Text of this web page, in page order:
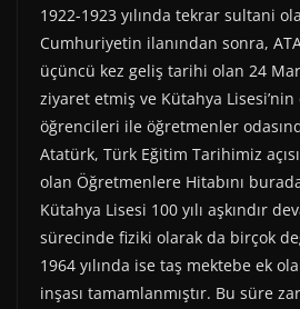
1922-1923 yılında tekrar sultani
Cumhuriyetin ilanından sonra,
üçüncü kez geliş tarihi olan 24
ziyaret etmiş ve Kütahya
öğrencileri ile öğretmenler
Atatürk, Türk Eğitim Tarihimiz
olan Öğretmenlere Hitabını
Kütahya Lisesi 100 yılı aşkındır
sürecinde fiziki olarak da birçok
1964 yılında ise taş mektebe ek
inşası tamamlanmıştır. Bu süre